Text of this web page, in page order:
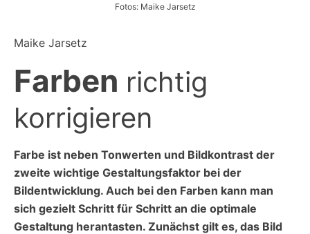
Fotos: Maike Jarsetz
Maike Jarsetz
Farben richtig
korrigieren
Farbe ist neben Tonwerten und Bildkontrast der
zweite wichtige Gestaltungsfaktor bei der
Bildentwicklung. Auch bei den Farben kann man
sich gezielt Schritt für Schritt an die optimale
Gestaltung herantasten. Zunächst gilt es, das Bild